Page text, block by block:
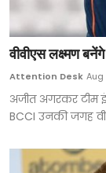
वीवीएस लक्ष्मण
Attention Desk Aug
अजीत अगरकर टीम
BCCI उनकी जगह